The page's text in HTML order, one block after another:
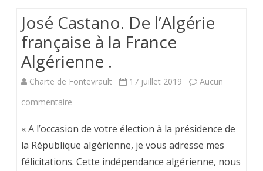
José Castano. De l’Algérie
française à la France
Algérienne .
Charte de Fontevrault 17 juillet 2019
Aucun
commentaire
Castano.
De
« A l’occasion de votre élection à la présidence de
la République algérienne, je vous adresse mes
félicitations. Cette indépendance algérienne, nous